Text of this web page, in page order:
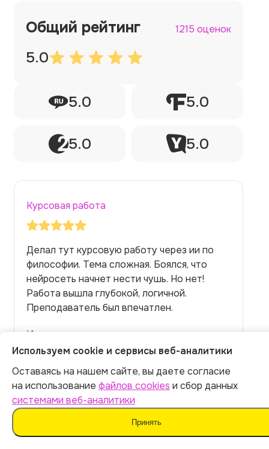
Общий рейтинг 1215 оценок
5.0
5.0 5.0
5.0 5.0
Курсовая работа
Делал тут курсовую работу через ии по
философии. Тема сложная. Боялся, что
нейросеть начнет нести чушь. Но нет!
Работа вышла глубокой, логичной.
Преподаватель был впечатлен.
Илья
Больше на страницеОтзывы
Используем cookie и сервисы веб-аналитики
Оставаясь на нашем сайте, вы даете согласие
на использование файлов cookies и сбор данных
системами веб-аналитики
Принять